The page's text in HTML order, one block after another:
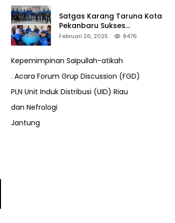
Satgas Karang Taruna Kota
Pekanbaru Sukses
Mengamankan Acara Temu
Februari 26, 2025 8476
Kepemimpinan Saipullah-atikah
. Acara Forum Grup Discussion (FGD)
PLN Unit Induk Distribusi (UID) Riau
dan Nefrologi
Jantung